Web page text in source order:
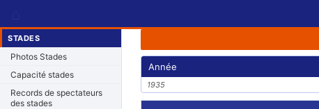
STADES
Photos Stades
Capacité stades
Records de spectateurs
des stades
Année
1935